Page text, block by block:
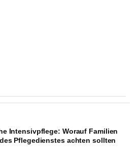
Intensivpflege: Worauf Familien
Pflegedienstes achten sollten